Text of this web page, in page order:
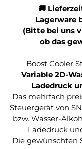
🚚
Lagerware
(Bitte bei uns
ob das
Boost Cooler
Variable 2D-
Ladedruck
Das mehrfach
Steuergerät von
bzw. Wasser-
Ladedruck
Die gewünschten